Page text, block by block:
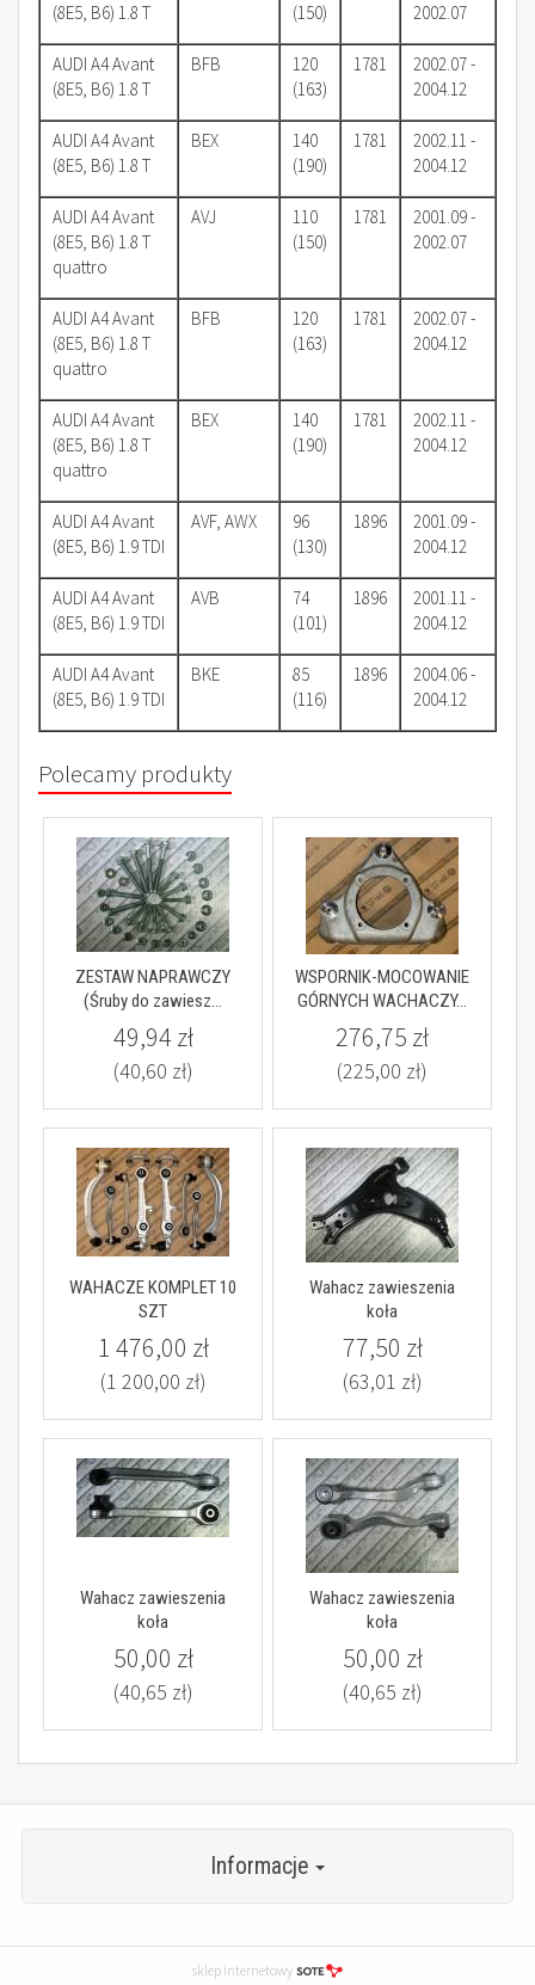
(8E5, B6) 1.8 T
(150)
2002.07
AUDI A4 Avant
(8E5, B6) 1.8 T
BFB
120
(163)
1781
2002.07 -
2004.12
AUDI A4 Avant
(8E5, B6) 1.8 T
BEX
140
(190)
1781
2002.11 -
2004.12
AUDI A4 Avant
(8E5, B6) 1.8 T
quattro
AVJ
110
(150)
1781
2001.09 -
2002.07
AUDI A4 Avant
(8E5, B6) 1.8 T
quattro
BFB
120
(163)
1781
2002.07 -
2004.12
AUDI A4 Avant
(8E5, B6) 1.8 T
quattro
BEX
140
(190)
1781
2002.11 -
2004.12
AUDI A4 Avant
(8E5, B6) 1.9 TDI
AVF, AWX
96
(130)
1896
2001.09 -
2004.12
AUDI A4 Avant
(8E5, B6) 1.9 TDI
AVB
74
(101)
1896
2001.11 -
2004.12
AUDI A4 Avant
(8E5, B6) 1.9 TDI
BKE
85
(116)
1896
2004.06 -
2004.12
Polecamy produkty
ZESTAW NAPRAWCZY
(Śruby do zawiesz...
49,94 zł
(40,60 zł)
WSPORNIK-MOCOWANIE
GÓRNYCH WACHACZY...
276,75 zł
(225,00 zł)
WAHACZE KOMPLET 10
SZT
1 476,00 zł
(1 200,00 zł)
Wahacz zawieszenia
koła
77,50 zł
(63,01 zł)
Wahacz zawieszenia
koła
50,00 zł
(40,65 zł)
Wahacz zawieszenia
koła
50,00 zł
(40,65 zł)
Informacje
sklep internetowy